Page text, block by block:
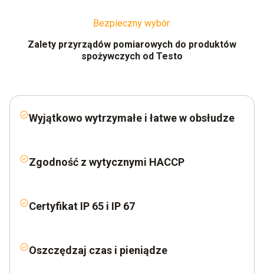
Bezpieczny wybór:
Zalety przyrządów pomiarowych do produktów
spożywczych od Testo
Wyjątkowo wytrzymałe i łatwe w obsłudze
Zgodność z wytycznymi HACCP
Certyfikat IP 65 i IP 67
Oszczędzaj czas i pieniądze